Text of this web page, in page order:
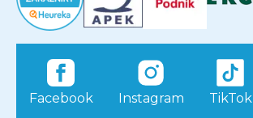
Facebook Instagram TikTok